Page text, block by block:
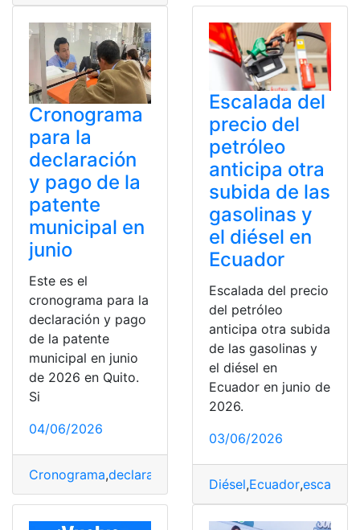
Cronograma
para la
declaración
y pago de la
patente
municipal en
junio
Este es el
cronograma para la
declaración y pago
de la patente
municipal en junio
de 2026 en Quito.
Si
04/06/2026
Cronograma,declaración Municipal
Escalada del
precio del
petróleo
anticipa otra
subida de las
gasolinas y
el diésel en
Ecuador
Escalada del precio
del petróleo
anticipa otra subida
de las gasolinas y
el diésel en
Ecuador en junio de
2026.
03/06/2026
Diésel,Ecuador,escalada